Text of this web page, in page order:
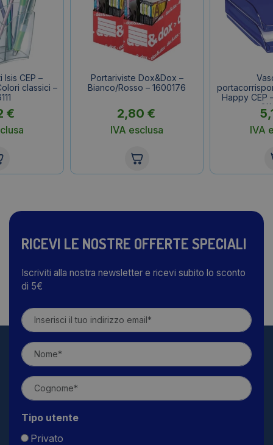
CEP –
classici –
€
Portariviste Dox&Dox –
Bianco/Rosso – 1600176
2,80 €
IVA esclusa
Happy CEP
IVA
RICEVI LE NOSTRE OFFERTE SPECIALI
Iscriviti alla nostra newsletter e ricevi subito lo sconto
di 5€
Tipo utente
Privato